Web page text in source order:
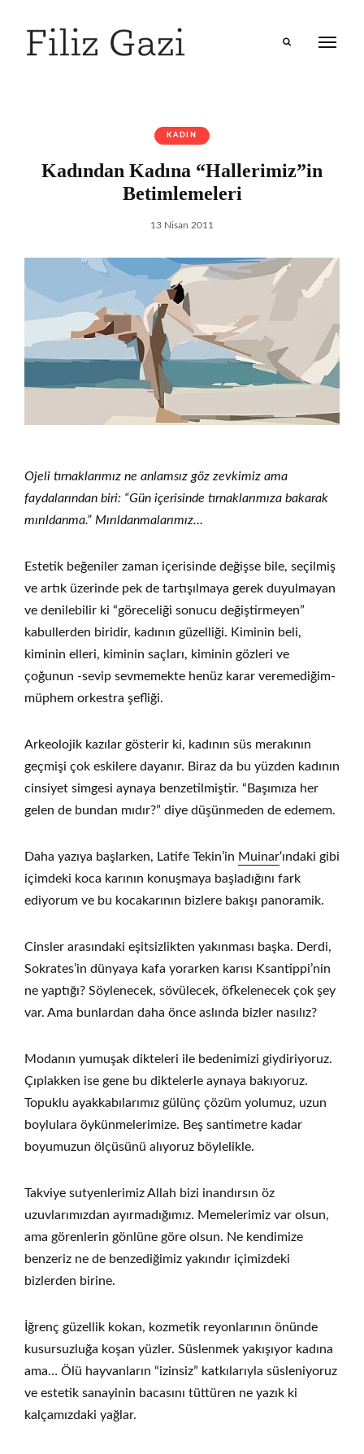
KADIN
Kadından Kadına “Hallerimiz”in
Betimlemeleri
13 Nisan 2011
Ojeli tırnaklarımız ne anlamsız göz zevkimiz ama
faydalarından biri: “Gün içerisinde tırnaklarımıza bakarak
mırıldanma.” Mırıldanmalarımız…
Estetik beğeniler zaman içerisinde değişse bile, seçilmiş
ve artık üzerinde pek de tartışılmaya gerek duyulmayan
ve denilebilir ki “göreceliği sonucu değiştirmeyen”
kabullerden biridir, kadının güzelliği. Kiminin beli,
kiminin elleri, kiminin saçları, kiminin gözleri ve
çoğunun -sevip sevmemekte henüz karar veremediğim-
müphem orkestra şefliği.
Arkeolojik kazılar gösterir ki, kadının süs merakının
geçmişi çok eskilere dayanır. Biraz da bu yüzden kadının
cinsiyet simgesi aynaya benzetilmiştir. “Başımıza her
gelen de bundan mıdır?” diye düşünmeden de edemem.
Daha yazıya başlarken, Latife Tekin’in Muinar‘ındaki gibi
içimdeki koca karının konuşmaya başladığını fark
ediyorum ve bu kocakarının bizlere bakışı panoramik.
Cinsler arasındaki eşitsizlikten yakınması başka. Derdi,
Sokrates’in dünyaya kafa yorarken karısı Ksantippi’nin
ne yaptığı? Söylenecek, sövülecek, öfkelenecek çok şey
var. Ama bunlardan daha önce aslında bizler nasılız?
Modanın yumuşak dikteleri ile bedenimizi giydiriyoruz.
Çıplakken ise gene bu diktelerle aynaya bakıyoruz.
Topuklu ayakkabılarımız gülünç çözüm yolumuz, uzun
boylulara öykünmelerimize. Beş santimetre kadar
boyumuzun ölçüsünü alıyoruz böylelikle.
Takviye sutyenlerimiz Allah bizi inandırsın öz
uzuvlarımızdan ayırmadığımız. Memelerimiz var olsun,
ama görenlerin gönlüne göre olsun. Ne kendimize
benzeriz ne de benzediğimiz yakındır içimizdeki
bizlerden birine.
İğrenç güzellik kokan, kozmetik reyonlarının önünde
kusursuzluğa koşan yüzler. Süslenmek yakışıyor kadına
ama… Ölü hayvanların “izinsiz” katkılarıyla süsleniyoruz
ve estetik sanayinin bacasını tüttüren ne yazık ki
kalçamızdaki yağlar.